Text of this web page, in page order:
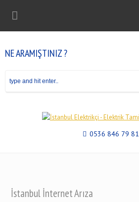
NE ARAMIŞTINIZ ?
0536 846 79 81
İstanbul İnternet Arıza